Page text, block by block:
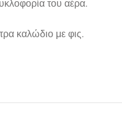
του αέρα.
καλώδιο με φις.